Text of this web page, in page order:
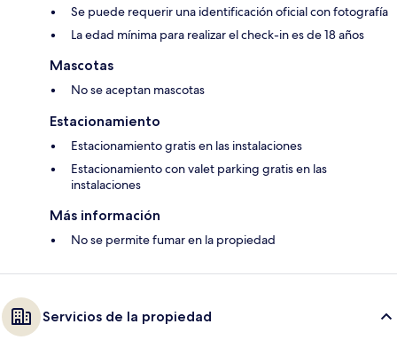
Se puede requerir una identificación oficial con fotografía
La edad mínima para realizar el check-in es de 18 años
Mascotas
No se aceptan mascotas
Estacionamiento
Estacionamiento gratis en las instalaciones
Estacionamiento con valet parking gratis en las
instalaciones
Más información
No se permite fumar en la propiedad
Servicios de la propiedad